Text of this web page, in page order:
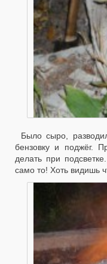
Было сыро,
бензовку и поджёг.
делать при
само то! Хоть видишь